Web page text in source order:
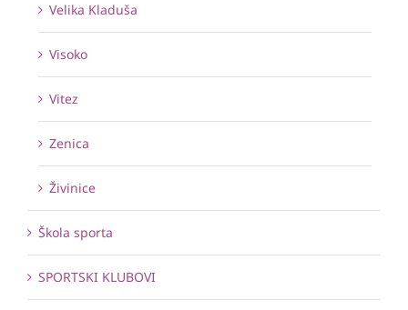
Velika Kladuša
Visoko
Vitez
Zenica
Živinice
Škola sporta
SPORTSKI KLUBOVI